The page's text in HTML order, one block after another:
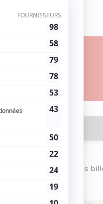
de récupérer vos